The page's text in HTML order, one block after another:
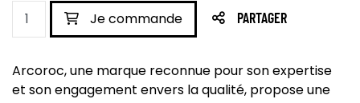
Je commande PARTAGER
Arcoroc, une marque reconnue pour son expertise
et son engagement envers la qualité, propose une